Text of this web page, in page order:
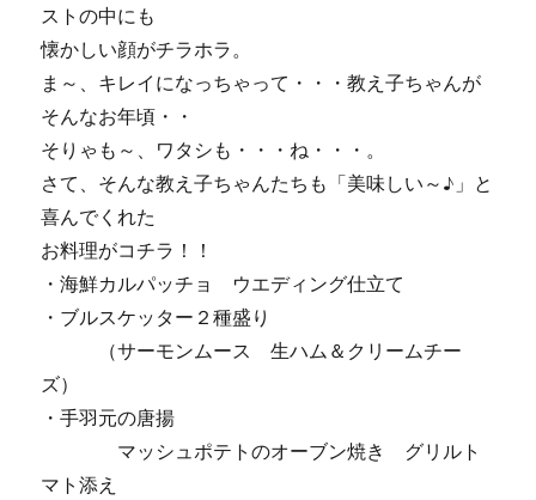
ストの中にも
懐かしい顔がチラホラ。
ま～、キレイになっちゃって・・・教え子ちゃんが
そんなお年頃・・
そりゃも～、ワタシも・・・ね・・・。
さて、そんな教え子ちゃんたちも「美味しい～♪」と
喜んでくれた
お料理がコチラ！！
・海鮮カルパッチョ ウエディング仕立て
・ブルスケッター２種盛り
（サーモンムース 生ハム＆クリームチー
ズ）
・手羽元の唐揚
マッシュポテトのオーブン焼き グリルト
マト添え